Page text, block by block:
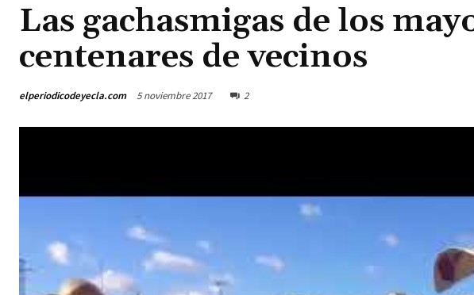
Las gachasmigas de los
centenares de vecinos
elperiodicodeyecla.com 5 noviembre 2017 2